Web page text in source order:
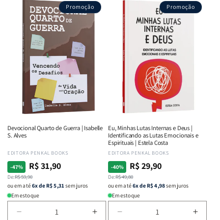
Promoção
Devocional Quarto de Guerra | Isabelle
S. Alves
Fornecedor:
EDITORA PENKAL BOOKS
-47%
Preço
normal
De:R$ 59,90
Preço
promocional
R$ 31,90
ou em até6x de R$ 5,31 sem juros
Em estoque
Aumentar
Promoção
Eu, Minhas Lutas Internas e Deus |
Identificando as Lutas Emocionais e
Espirituais | Estela Costa
Fornecedor:
EDITORA PENKAL BOOKS
-40%
Preço
normal
De:R$ 49,80
Preço
promocional
R$ 29,90
ou em até6x de R$ 4,98sem juros
Em estoque